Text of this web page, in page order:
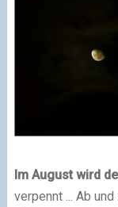
Im August wird
verpennt ... Ab